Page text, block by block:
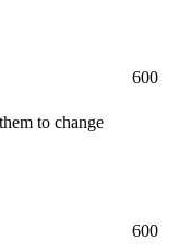
to change
600
600